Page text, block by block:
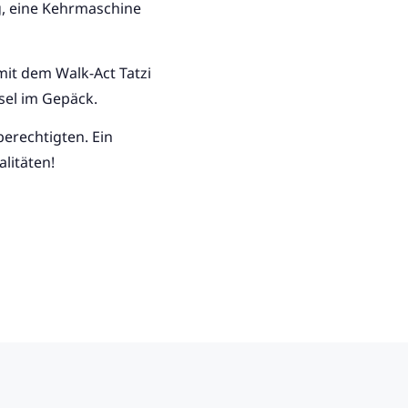
eine Kehrmaschine
dem Walk-Act Tatzi
im Gepäck.
Ein